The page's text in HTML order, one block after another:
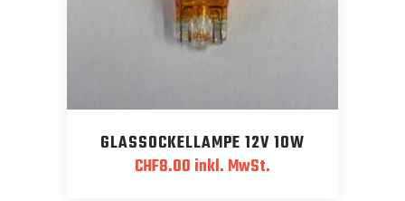
GLASSOCKELLAMPE 12V 10W
CHF8.00 inkl. MwSt.